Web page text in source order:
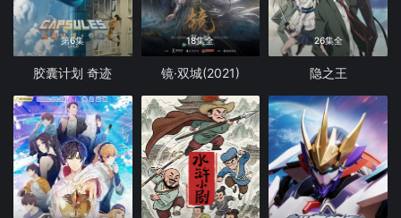
第6集
胶囊计划 奇迹
18集全
镜·双城(2021)
26集全
隐之王